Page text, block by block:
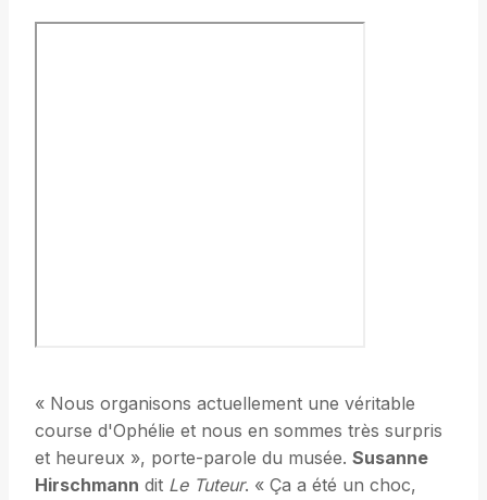
« Nous organisons actuellement une véritable
course d'Ophélie et nous en sommes très surpris
et heureux », porte-parole du musée. Susanne
Hirschmann dit Le Tuteur. « Ça a été un choc,